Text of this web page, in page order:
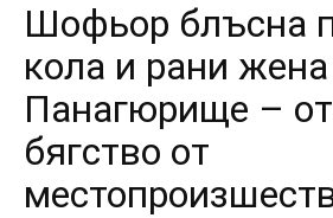
Шофьор блъсна
кола и рани
Панагюрище –
бягство от